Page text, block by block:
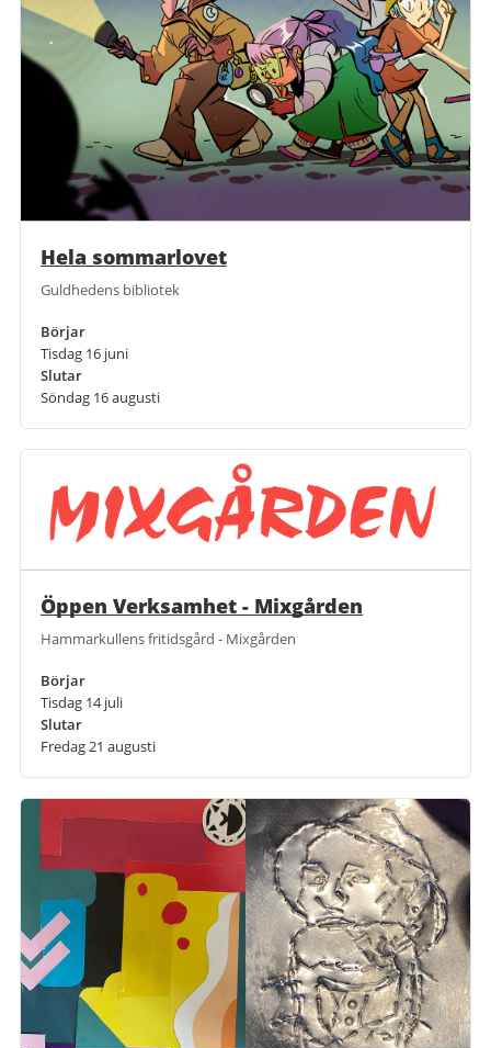
Hela sommarlovet
Guldhedens bibliotek
Börjar
Tisdag 16 juni
Slutar
Söndag 16 augusti
Öppen Verksamhet - Mixgården
Hammarkullens fritidsgård - Mixgården
Börjar
Tisdag 14 juli
Slutar
Fredag 21 augusti